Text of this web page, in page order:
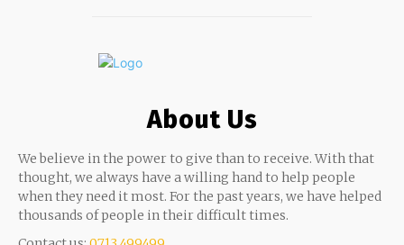
About Us
We believe in the power to give than to receive. With that
thought, we always have a willing hand to help people
when they need it most. For the past years, we have helped
thousands of people in their difficult times.